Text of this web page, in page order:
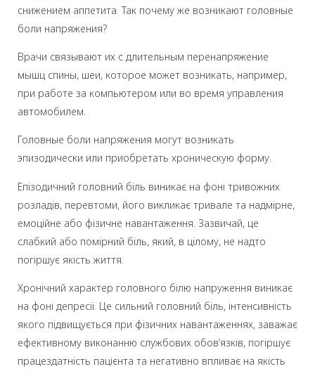
снижением аппетита. Так почему же возникают головные
боли напряжения?
Врачи связывают их с длительным перенапряжение
мышц спины, шеи, которое может возникать, например,
при работе за компьютером или во время управления
автомобилем.
Головные боли напряжения могут возникать
эпизодически или приобретать хроническую форму.
Епізодичний головний біль виникає на фоні тривожних
розладів, перевтоми, його викликає тривале та надмірне,
емоційне або фізичне навантаження. Зазвичай, це
слабкий або помірний біль, який, в цілому, не надто
погіршує якість життя.
Хронічний характер головного білю напруження виникає
на фоні депресії. Це сильний головний біль, інтенсивність
якого підвищується при фізичних навантаженнях, заважає
ефективному виконанню службових обов’язків, погіршує
працездатність пацієнта та негативно впливає на якість